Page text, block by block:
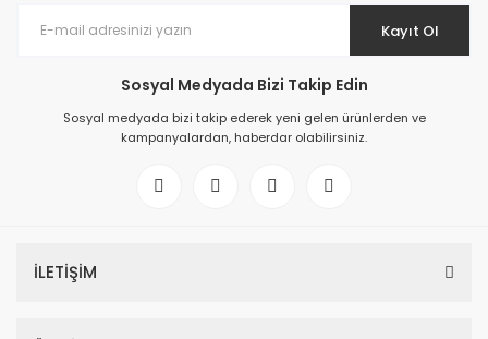
Kayıt Ol
Sosyal Medyada Bizi Takip Edin
Sosyal medyada bizi takip ederek yeni gelen ürünlerden ve
kampanyalardan, haberdar olabilirsiniz.
İLETİŞİM